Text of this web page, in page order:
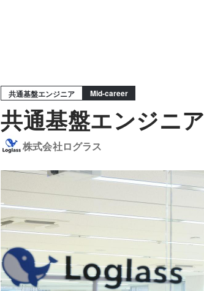
共通基盤エンジニア Mid-career
共通基盤エンジニア
株式会社ログラス